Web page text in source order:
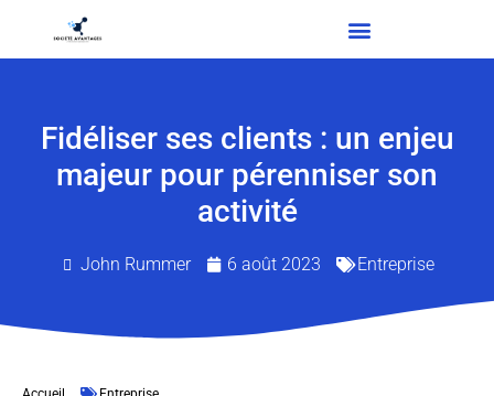
Fidéliser ses clients : un enjeu
majeur pour pérenniser son
activité
John Rummer 6 août 2023 Entreprise